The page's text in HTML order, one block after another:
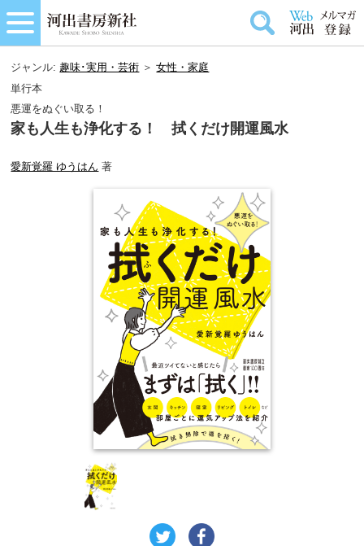
ジャンル: 趣味･実用・芸術 ＞女性・家庭
単行本
悪運をぬぐい取る！
家も人生も浄化する！ 拭くだけ開運風水
愛新覚羅 ゆうはん 著